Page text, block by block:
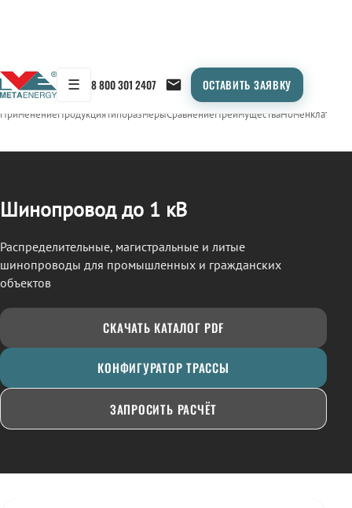
☰ 8 800 301 2407 ОСТАВИТЬ ЗАЯВКУ
← Продукция/ШИНОПРОВОД
ПрименениеПродукцияТипоразмерыСравнениеПреимуществаНоменклатура
Шинопровод до 1 кВ
Распределительные, магистральные и литые
шинопроводы для промышленных и гражданских
объектов
СКАЧАТЬ КАТАЛОГ PDF
КОНФИГУРАТОР ТРАССЫ
ЗАПРОСИТЬ РАСЧЁТ